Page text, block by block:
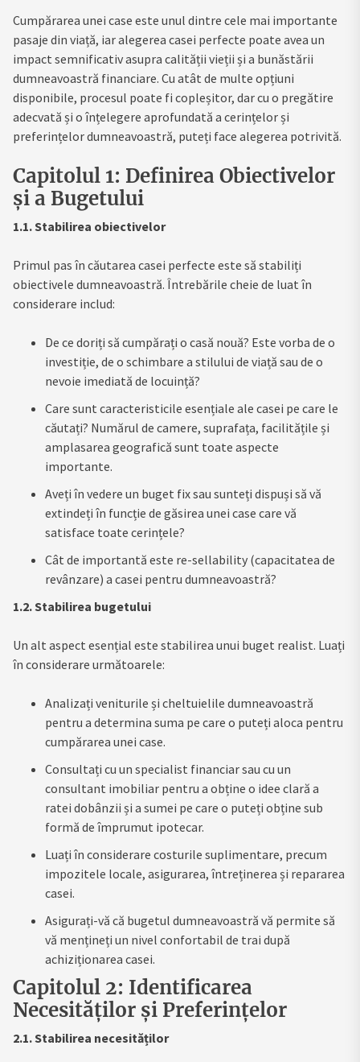
Cumpărarea unei case este unul dintre cele mai importante
pasaje din viață, iar alegerea casei perfecte poate avea un
impact semnificativ asupra calității vieții și a bunăstării
dumneavoastră financiare. Cu atât de multe opțiuni
disponibile, procesul poate fi copleșitor, dar cu o pregătire
adecvată și o înțelegere aprofundată a cerințelor și
preferințelor dumneavoastră, puteți face alegerea potrivită.
Capitolul 1: Definirea Obiectivelor
și a Bugetului
1.1. Stabilirea obiectivelor
Primul pas în căutarea casei perfecte este să stabiliți
obiectivele dumneavoastră. Întrebările cheie de luat în
considerare includ:
De ce doriți să cumpărați o casă nouă? Este vorba de o
investiție, de o schimbare a stilului de viață sau de o
nevoie imediată de locuință?
Care sunt caracteristicile esențiale ale casei pe care le
căutați? Numărul de camere, suprafața, facilitățile și
amplasarea geografică sunt toate aspecte
importante.
Aveți în vedere un buget fix sau sunteți dispuși să vă
extindeți în funcție de găsirea unei case care vă
satisface toate cerințele?
Cât de importantă este re-sellability (capacitatea de
revânzare) a casei pentru dumneavoastră?
1.2. Stabilirea bugetului
Un alt aspect esențial este stabilirea unui buget realist. Luați
în considerare următoarele:
Analizați veniturile și cheltuielile dumneavoastră
pentru a determina suma pe care o puteți aloca pentru
cumpărarea unei case.
Consultați cu un specialist financiar sau cu un
consultant imobiliar pentru a obține o idee clară a
ratei dobânzii și a sumei pe care o puteți obține sub
formă de împrumut ipotecar.
Luați în considerare costurile suplimentare, precum
impozitele locale, asigurarea, întreținerea și repararea
casei.
Asigurați-vă că bugetul dumneavoastră vă permite să
vă mențineți un nivel confortabil de trai după
achiziționarea casei.
Capitolul 2: Identificarea
Necesităților și Preferințelor
2.1. Stabilirea necesităților